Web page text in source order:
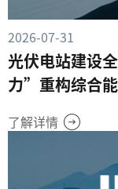
2026-07-31
光伏电站建设
力”重构综合
了解详情